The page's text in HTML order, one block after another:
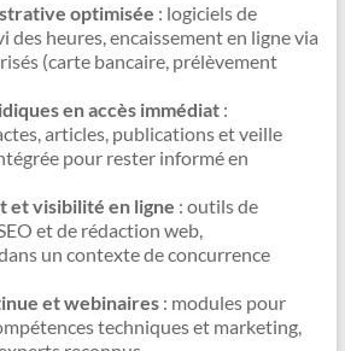
optimisée : logiciels de
des heures, encaissement en ligne via
(carte bancaire, prélèvement
en accès immédiat:
articles, publications et veille
pour rester informé en
et visibilité en ligne : outils de
et de rédaction web,
un contexte de concurrence
et webinaires: modules pour
techniques et marketing,